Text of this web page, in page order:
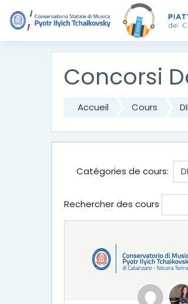
Passer au contenu principal
Concorsi
Accueil Cours
Catégories de cours:
Rechercher des cours